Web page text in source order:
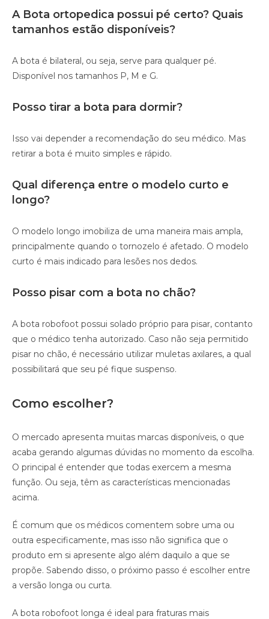
A Bota ortopedica possui pé certo? Quais
tamanhos estão disponíveis?
A bota é bilateral, ou seja, serve para qualquer pé.
Disponível nos tamanhos P, M e G.
Posso tirar a bota para dormir?
Isso vai depender a recomendação do seu médico. Mas
retirar a bota é muito simples e rápido.
Qual diferença entre o modelo curto e
longo?
O modelo longo imobiliza de uma maneira mais ampla,
principalmente quando o tornozelo é afetado. O modelo
curto é mais indicado para lesões nos dedos.
Posso pisar com a bota no chão?
A bota robofoot possui solado próprio para pisar, contanto
que o médico tenha autorizado. Caso não seja permitido
pisar no chão, é necessário utilizar muletas axilares, a qual
possibilitará que seu pé fique suspenso.
Como escolher?
O mercado apresenta muitas marcas disponíveis, o que
acaba gerando algumas dúvidas no momento da escolha.
O principal é entender que todas exercem a mesma
função. Ou seja, têm as características mencionadas
acima.
É comum que os médicos comentem sobre uma ou
outra especificamente, mas isso não significa que o
produto em si apresente algo além daquilo a que se
propõe. Sabendo disso, o próximo passo é escolher entre
a versão longa ou curta.
A bota robofoot longa é ideal para fraturas mais